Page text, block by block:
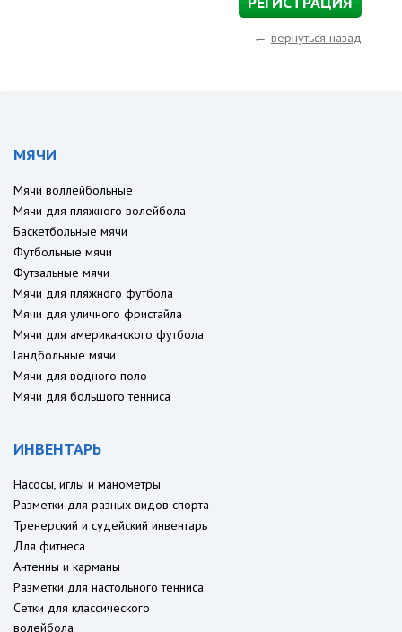
← вернуться назад
МЯЧИ
Мячи воллейбольные
Мячи для пляжного волейбола
Баскетбольные мячи
Футбольные мячи
Футзальные мячи
Мячи для пляжного футбола
Мячи для уличного фристайла
Мячи для американского футбола
Гандбольные мячи
Мячи для водного поло
Мячи для большого тенниса
ИНВЕНТАРЬ
Насосы, иглы и манометры
Разметки для разных видов спорта
Тренерский и судейский инвентарь
Для фитнеса
Антенны и карманы
Разметки для настольного тенниса
Сетки для классического
волейбола